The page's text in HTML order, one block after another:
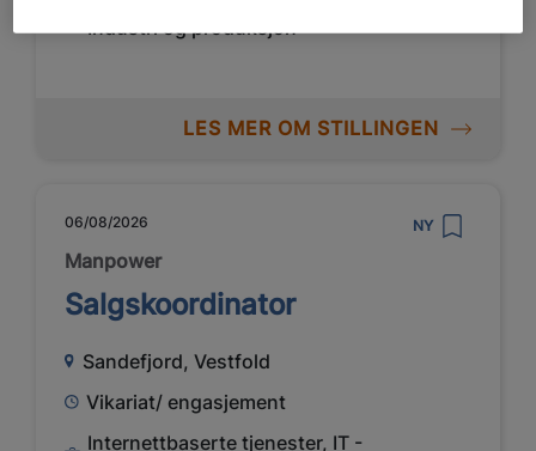
Industri og produksjon
LES MER OM STILLINGEN
06/08/2026 NY
Manpower
Salgskoordinator
Sandefjord, Vestfold
Vikariat/ engasjement
Internettbaserte tjenester, IT -